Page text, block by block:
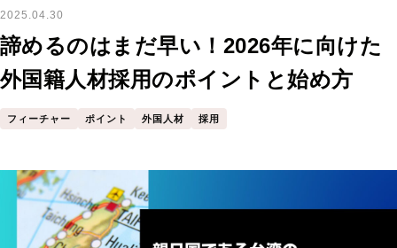
2025.04.30
諦めるのはまだ早い！2026年に向けた
外国籍人材採用のポイントと始め方
フィーチャー ポイント 外国人材 採用